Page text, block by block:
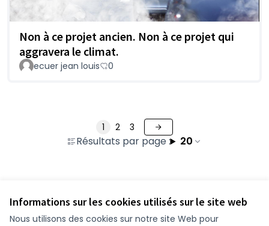
Informations sur les cookies utilisés sur le site web
Nous utilisons des cookies sur notre site Web pour
Non à ce projet ancien. Non à ce projet qui
aggravera le climat.
ecuer jean louis 0
Résultats par page : 20
1 2 3